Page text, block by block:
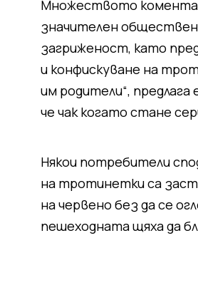
Множеството
значителен
загриженост, като
и конфискуване на
им родители“,
че чак когато стане
Някои потребители
на тротинетки са
на червено без да се
пешеходната щяха да